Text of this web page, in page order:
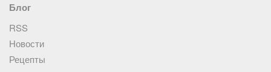
Блог
RSS
Новости
Рецепты